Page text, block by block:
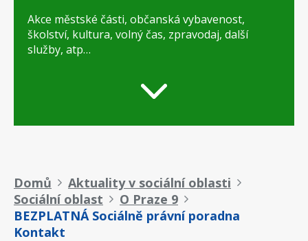
Akce městské části, občanská vybavenost,
školství, kultura, volný čas, zpravodaj, další
služby, atp…
Drobečková
navigace
Domů
Aktuality v sociální oblasti
Sociální oblast
O Praze 9
BEZPLATNÁ Sociálně právní poradna
Kontakt